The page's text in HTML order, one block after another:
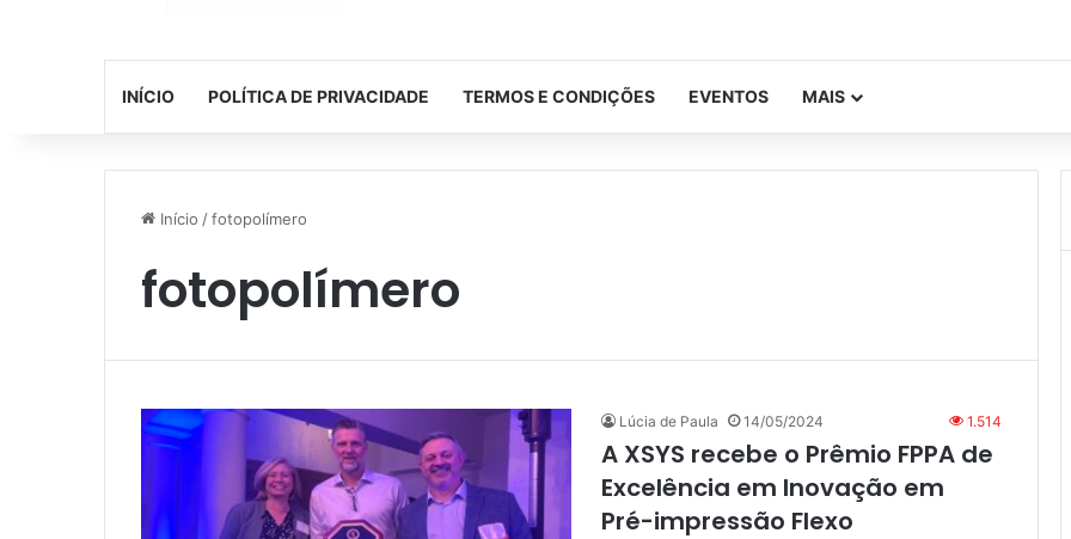
INÍCIO POLÍTICA DE PRIVACIDADE TERMOS E CONDIÇÕES EVENTOS MAIS
Início /fotopolímero
fotopolímero
Lúcia de Paula 14/05/2024 1.514
A XSYS recebe o Prêmio FPPA de
Excelência em Inovação em
Pré-impressão Flexo